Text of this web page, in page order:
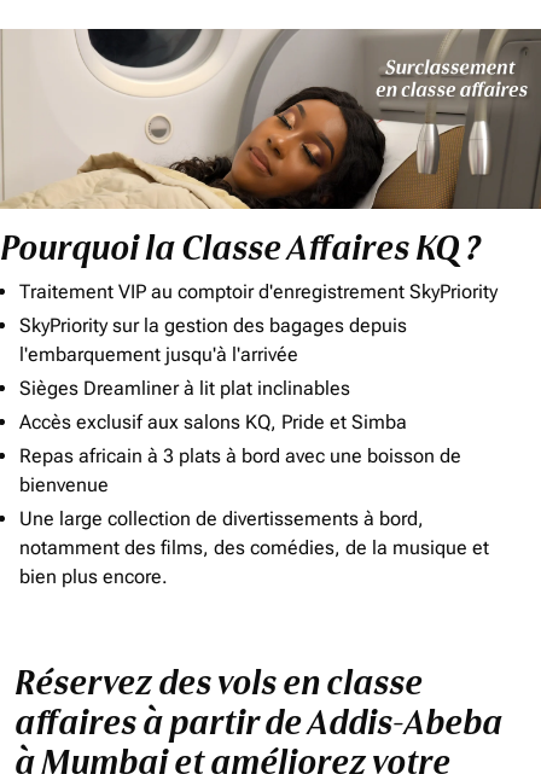
Pourquoi la Classe Affaires KQ ?
Traitement VIP au comptoir d'enregistrement SkyPriority
SkyPriority sur la gestion des bagages depuis
l'embarquement jusqu'à l'arrivée
Sièges Dreamliner à lit plat inclinables
Accès exclusif aux salons KQ, Pride et Simba
Repas africain à 3 plats à bord avec une boisson de
bienvenue
Une large collection de divertissements à bord,
notamment des films, des comédies, de la musique et
bien plus encore.
Réservez des vols en classe
affaires à partir de Addis-Abeba
à Mumbai et améliorez votre